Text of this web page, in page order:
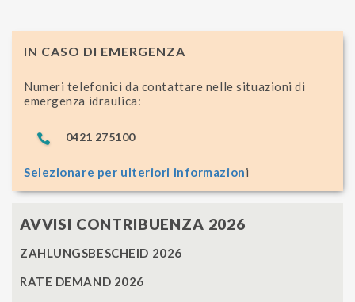
IN CASO DI EMERGENZA
Numeri telefonici da contattare nelle situazioni di
emergenza idraulica:
0421 275100
Selezionare per ulteriori informazioni
AVVISI CONTRIBUENZA 2026
ZAHLUNGSBESCHEID 2026
RATE DEMAND 2026